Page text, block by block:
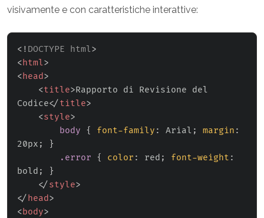
visivamente e con caratteristiche interattive:
<! DOCTYPE html>
<html>
<head>
<title>Rapporto di Revisione del
Codice</title>
<style>
body
{ font-family : Arial ; margin :
20px ;
}
.error
{ color : red ; font-weight :
bold ;
}
</style>
</ head>
<body>